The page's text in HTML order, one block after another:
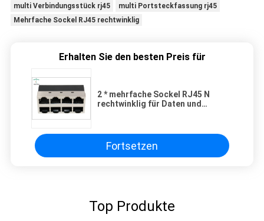
multi Verbindungsstück rj45
multi Portsteckfassung rj45
Mehrfache Sockel RJ45 rechtwinklig
Erhalten Sie den besten Preis für
2 * mehrfache Sockel RJ45 N
rechtwinklig für Daten und
Fortsetzen
Top Produkte